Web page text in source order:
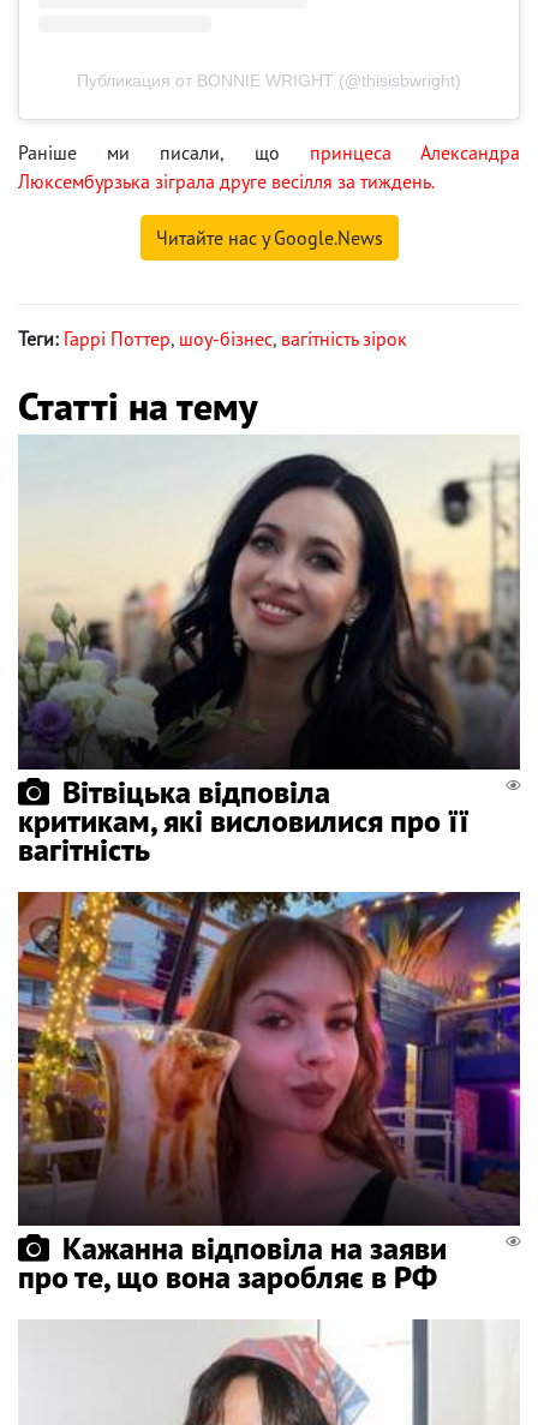
Публикация от BONNIE WRIGHT (@thisisbwright)
Раніше ми писали, що принцеса Александра
Люксембурзька зіграла друге весілля за тиждень.
Читайте нас у Google.News
Теги: Гаррі Поттер, шоу-бізнес, вагітність зірок
Статті на тему
Вітвіцька відповіла
критикам, які висловилися про її
вагітність
Кажанна відповіла на заяви
про те, що вона заробляє в РФ